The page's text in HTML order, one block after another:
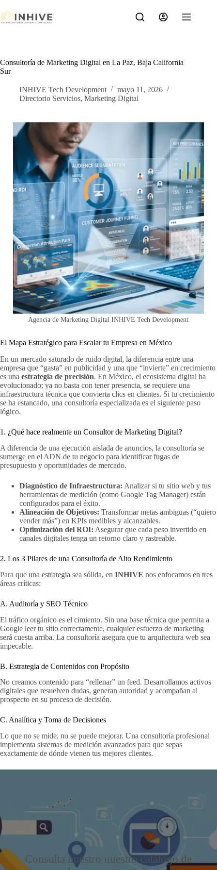
al
contenido
Consultoría de Marketing Digital en La Paz, Baja California
Sur
INHIVE Tech Development
mayo 11, 2026
Directorio Servicios, Marketing Digital
Agencia de Marketing Digital INHIVE Tech Development
El Mapa Estratégico para Escalar tu Empresa en México
En un mercado saturado de ruido digital, la diferencia entre una
empresa que “gasta” en publicidad y una que “invierte” en crecimiento
es una estrategia de precisión. En México, el ecosistema digital ha
evolucionado; ya no basta con tener presencia, se requiere una
infraestructura técnica que convierta clics en clientes. Si tu crecimiento
se ha estancado, una consultoría especializada es el siguiente paso
lógico.
1. ¿Qué hace realmente un Consultor de Marketing Digital?
A diferencia de una ejecución aislada de anuncios, la consultoría se
sumerge en el ADN de tu negocio para identificar fugas de
presupuesto y oportunidades de mercado.
Diagnóstico de Infraestructura: Analizar si tu sitio web y tus
herramientas de medición (como Google Tag Manager) están
configurados para el éxito.
Alineación de Objetivos: Transformar metas ambiguas (“quiero
vender más”) en KPIs medibles y alcanzables.
Optimización del ROI: Asegurar que cada peso invertido en
canales digitales tenga un retorno claro y rastreable.
2. Los 3 Pilares de una Consultoría de Alto Rendimiento
Para que una estrategia sea sólida, en INHIVE nos enfocamos en tres
áreas críticas:
A. Auditoría y SEO Técnico
El tráfico orgánico es el cimiento. Sin una base técnica que permita a
Google leer tu sitio correctamente, cualquier esfuerzo de marketing
será cuesta arriba. La consultoría asegura que tu arquitectura web sea
impecable.
B. Estrategia de Contenidos con Propósito
No creamos contenido para “rellenar” un feed. Desarrollamos activos
digitales que resuelven dudas, generan autoridad y acompañan al
prospecto en su proceso de decisión.
C. Analítica y Toma de Decisiones
Lo que no se mide, no se puede mejorar. Una consultoría profesional
implementa sistemas de medición avanzados para que sepas
exactamente de dónde vienen tus mejores clientes.
Consulta nuestro nuestro catálogo de